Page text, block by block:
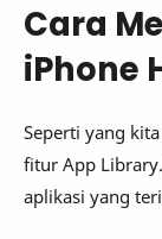
Cara
iPhone
Seperti yang
fitur App
aplikasi yang